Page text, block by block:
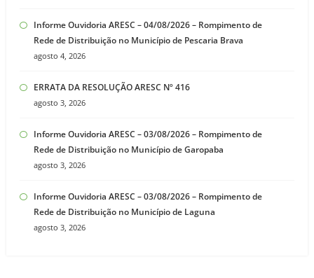
Informe Ouvidoria ARESC – 04/08/2026 – Rompimento de
Rede de Distribuição no Município de Pescaria Brava
agosto 4, 2026
ERRATA DA RESOLUÇÃO ARESC Nº 416
agosto 3, 2026
Informe Ouvidoria ARESC – 03/08/2026 – Rompimento de
Rede de Distribuição no Município de Garopaba
agosto 3, 2026
Informe Ouvidoria ARESC – 03/08/2026 – Rompimento de
Rede de Distribuição no Município de Laguna
agosto 3, 2026